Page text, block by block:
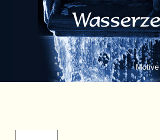
Motive
Geometrische Figuren
Wappen